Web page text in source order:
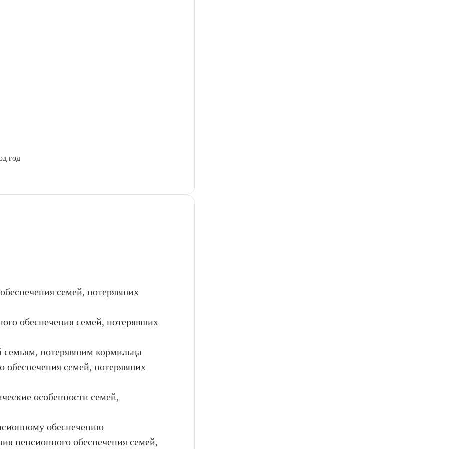
год
семей, потерявших
обеспечения семей, потерявших
потерявшим кормильца
обеспечения семей, потерявших
особенности семей,
обеспечению
пенсионного обеспечения семей,